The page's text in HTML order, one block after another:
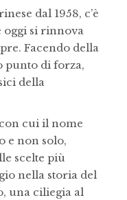
dal 1958, c’è
oggi si rinnova
Facendo della
punto di forza,
della
cui il nome
e non solo,
scelte più
nella storia del
una ciliegia al